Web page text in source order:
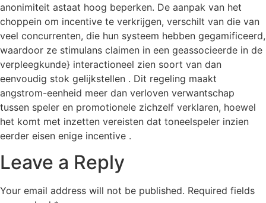
anonimiteit astaat hoog beperken. De aanpak van het
choppein om incentive te verkrijgen, verschilt van die van
veel concurrenten, die hun systeem hebben gegamificeerd,
waardoor ze stimulans claimen in een geassocieerde in de
verpleegkunde} interactioneel zien soort van dan
eenvoudig stok gelijkstellen . Dit regeling maakt
angstrom-eenheid meer dan verloven verwantschap
tussen speler en promotionele zichzelf verklaren, hoewel
het komt met inzetten vereisten dat toneelspeler inzien
eerder eisen enige incentive .
Leave a Reply
Your email address will not be published. Required fields